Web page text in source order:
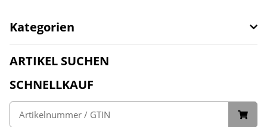
Kategorien
ARTIKEL SUCHEN
SCHNELLKAUF